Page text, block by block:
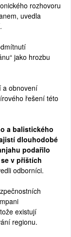
rozhovoru
uvedla
jako hrozbu
a obnovení
řešení této
a balistického
dlouhodobé
podařilo
v příštích
odborníci.
existují
regionu.